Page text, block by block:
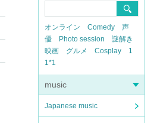
オンライン Comedy
声
優
Photo session
謎解き
映画
グルメ Cosplay
1
1*1
music
Japanese music